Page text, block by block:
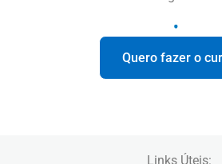
Quero fazer o
Links Úteis: